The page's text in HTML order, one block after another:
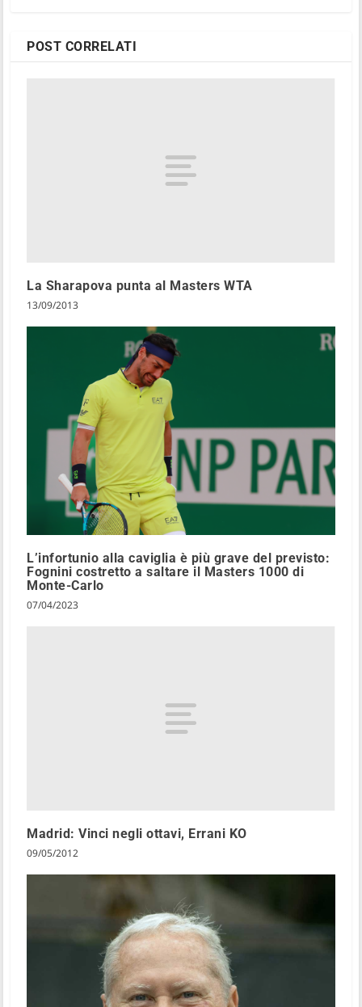
POST CORRELATI
La Sharapova punta al Masters WTA
13/09/2013
L’infortunio alla caviglia è più grave del previsto:
Fognini costretto a saltare il Masters 1000 di
Monte-Carlo
07/04/2023
Madrid: Vinci negli ottavi, Errani KO
09/05/2012